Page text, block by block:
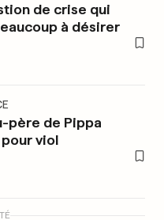
de crise qui
à désirer
père de Pippa
viol